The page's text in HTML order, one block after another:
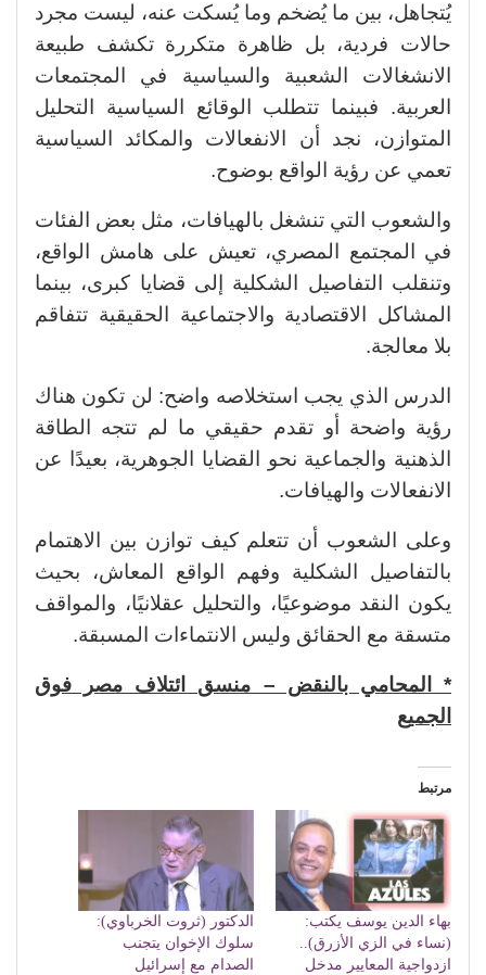
يُتجاهل، بين ما يُضخم وما يُسكت عنه، ليست مجرد
حالات فردية، بل ظاهرة متكررة تكشف طبيعة
الانشغالات الشعبية والسياسية في المجتمعات
العربية. فبينما تتطلب الوقائع السياسية التحليل
المتوازن، نجد أن الانفعالات والمكائد السياسية
تعمي عن رؤية الواقع بوضوح.
والشعوب التي تنشغل بالهيافات، مثل بعض الفئات
في المجتمع المصري، تعيش على هامش الواقع،
وتنقلب التفاصيل الشكلية إلى قضايا كبرى، بينما
المشاكل الاقتصادية والاجتماعية الحقيقية تتفاقم
بلا معالجة.
الدرس الذي يجب استخلاصه واضح: لن تكون هناك
رؤية واضحة أو تقدم حقيقي ما لم تتجه الطاقة
الذهنية والجماعية نحو القضايا الجوهرية، بعيدًا عن
الانفعالات والهيافات.
وعلى الشعوب أن تتعلم كيف توازن بين الاهتمام
بالتفاصيل الشكلية وفهم الواقع المعاش، بحيث
يكون النقد موضوعيًا، والتحليل عقلانيًا، والمواقف
متسقة مع الحقائق وليس الانتماءات المسبقة.
* المحامي بالنقض – منسق ائتلاف مصر فوق
الجميع
مرتبط
بهاء الدين يوسف يكتب:
(نساء في الزي الأزرق)..
ازدواجية المعايير مدخل
الدكتور (ثروت الخرباوي):
سلوك الإخوان يتجنب
الصدام مع إسرائيل